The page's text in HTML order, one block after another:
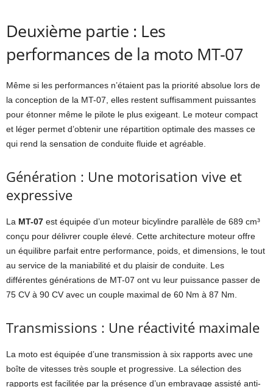
Deuxième partie : Les
performances de la moto MT-07
Même si les performances n’étaient pas la priorité absolue lors de
la conception de la MT-07, elles restent suffisamment puissantes
pour étonner même le pilote le plus exigeant. Le moteur compact
et léger permet d’obtenir une répartition optimale des masses ce
qui rend la sensation de conduite fluide et agréable.
Génération : Une motorisation vive et
expressive
La MT-07 est équipée d’un moteur bicylindre parallèle de 689 cm³
conçu pour délivrer couple élevé. Cette architecture moteur offre
un équilibre parfait entre performance, poids, et dimensions, le tout
au service de la maniabilité et du plaisir de conduite. Les
différentes générations de MT-07 ont vu leur puissance passer de
75 CV à 90 CV avec un couple maximal de 60 Nm à 87 Nm.
Transmissions : Une réactivité maximale
La moto est équipée d’une transmission à six rapports avec une
boîte de vitesses très souple et progressive. La sélection des
rapports est facilitée par la présence d’un embrayage assisté anti-